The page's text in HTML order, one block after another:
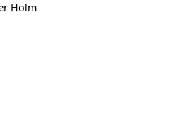
Holm